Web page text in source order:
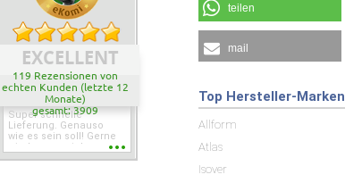
EXCELLENT
119 Rezensionen von
echten Kunden (letzte 12
Monate)
gesamt: 3909
Super schnelle
Lieferung. Genauso
wie es sein soll! Gerne
wieder wenn ich was
teilen
mail
Top Hersteller-Marken
Allform
Atlas
Isover